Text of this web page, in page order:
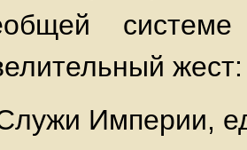
жест:
Империи,